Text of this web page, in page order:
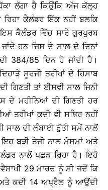
ਲੱਗਾ ਹੈ ਕਿਉਂਕਿ ਅੱਜ ਕੱਲ੍ਹ
ਰਿਹਾ ਕੈਲੰਡਰ ਇੱਕ ਨਹੀਂ ਬਲਕਿ
ਇਸ ਕੈਲੰਡਰ ਵਿੱਚ ਸਾਰੇ ਗੁਰਪੁਰਬ
ਹਨ ਜਿਸ ਦੇ ਸਾਲ ਦੇ ਦਿਨਾਂ
384/85 ਦਿਨ ਹੋ ਜਾਂਦੀ ਹੈ।
ਸੂਰਜੀ ਤਰੀਖਾਂ ਦੇ ਹਿਸਾਬ
ਗਿਣਤੀ ਤਾਂ ਈਸਵੀ ਸਾਲ ਜਿਨੀ
ਦੇ ਮਹੀਨਿਆਂ ਦੀ ਗਿਣਤੀ ਹਰ
ਤਰੀਖਾਂ ਕਦੀ ਵੀ ਸਥਿਰ ਨਹੀਂ
ਸਾਲ ਦੀ ਲੰਬਾਈ ਰੁੱਤੀ ਸਮੇਂ ਨਾਲੋਂ
ਬੜੀ ਤੇਜੀ ਨਾਲ ਮੌਸਮਾਂ ਅਤੇ
ਨਾਲੋਂ ਪਛੜ ਰਿਹਾ ਹੈ। ਇਹੋ
29 ਮਾਰਚ ਨੂੰ ਸੀ ਜਦੋਂ ਕਿ
ਕਦੀ 14 ਅਪ੍ਰੈਲ ਨੂੰ ਆਉਂਦੀ